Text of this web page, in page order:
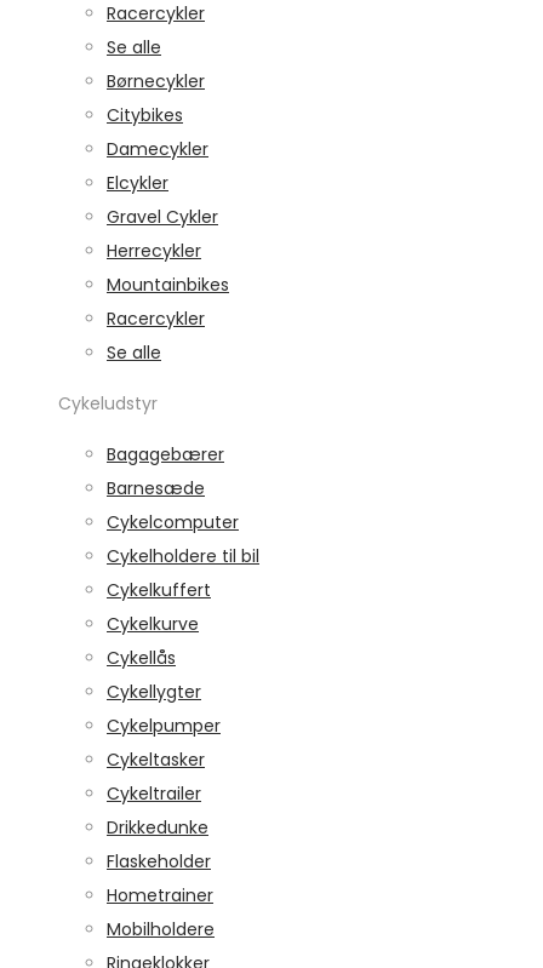
Racercykler
Se alle
Børnecykler
Citybikes
Damecykler
Elcykler
Gravel Cykler
Herrecykler
Mountainbikes
Racercykler
Se alle
Cykeludstyr
Bagagebærer
Barnesæde
Cykelcomputer
Cykelholdere til bil
Cykelkuffert
Cykelkurve
Cykellås
Cykellygter
Cykelpumper
Cykeltasker
Cykeltrailer
Drikkedunke
Flaskeholder
Hometrainer
Mobilholdere
Ringeklokker